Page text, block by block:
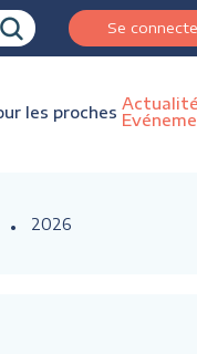
Se
les proches
2026